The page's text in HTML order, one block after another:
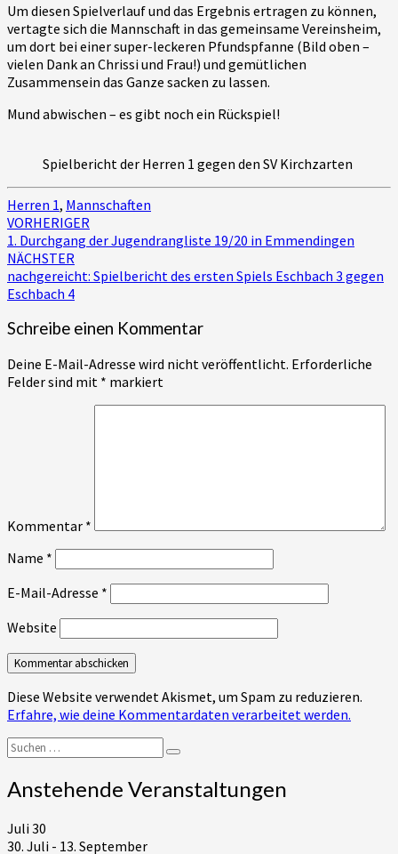
Um diesen Spielverlauf und das Ergebnis ertragen zu können,
vertagte sich die Mannschaft in das gemeinsame Vereinsheim,
um dort bei einer super-leckeren Pfundspfanne (Bild oben –
vielen Dank an Chrissi und Frau!) und gemütlichen
Zusammensein das Ganze sacken zu lassen.
Mund abwischen – es gibt noch ein Rückspiel!
Spielbericht der Herren 1 gegen den SV Kirchzarten
Herren 1, Mannschaften
Beitragsnavigation
VORHERIGER
1. Durchgang der Jugendrangliste 19/20 in Emmendingen
NÄCHSTER
nachgereicht: Spielbericht des ersten Spiels Eschbach 3 gegen
Eschbach 4
Schreibe einen Kommentar
Deine E-Mail-Adresse wird nicht veröffentlicht. Erforderliche
Felder sind mit * markiert
Kommentar *
Name *
E-Mail-Adresse *
Website
Diese Website verwendet Akismet, um Spam zu reduzieren.
Erfahre, wie deine Kommentardaten verarbeitet werden.
Suchen
nach:
Suchen
Anstehende Veranstaltungen
Juli 30
30. Juli - 13. September